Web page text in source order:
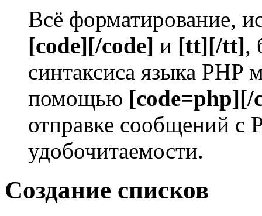
Всё форматирование,
[code][/code] и [tt][/tt],
синтаксиса языка PHP
помощью [code=php][/
отправке сообщений с
удобочитаемости.
Создание списков